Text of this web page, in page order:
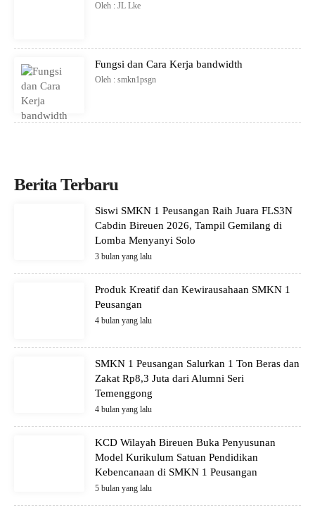
Oleh : JL Lke
Fungsi dan Cara Kerja bandwidth
Oleh : smkn1psgn
Berita Terbaru
Siswi SMKN 1 Peusangan Raih Juara FLS3N
Cabdin Bireuen 2026, Tampil Gemilang di
Lomba Menyanyi Solo
3 bulan yang lalu
Produk Kreatif dan Kewirausahaan SMKN 1
Peusangan
4 bulan yang lalu
SMKN 1 Peusangan Salurkan 1 Ton Beras dan
Zakat Rp8,3 Juta dari Alumni Seri
Temenggong
4 bulan yang lalu
KCD Wilayah Bireuen Buka Penyusunan
Model Kurikulum Satuan Pendidikan
Kebencanaan di SMKN 1 Peusangan
5 bulan yang lalu